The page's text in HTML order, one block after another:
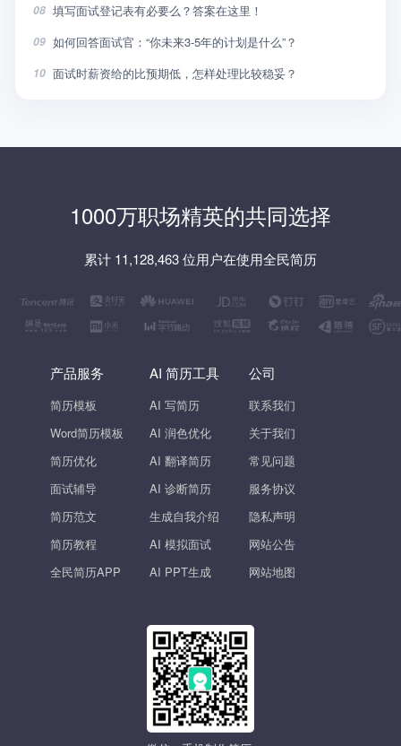
08 填写面试登记表有必要么？答案在这里！
09 如何回答面试官：“你未来3-5年的计划是什么”？
10 面试时薪资给的比预期低，怎样处理比较稳妥？
1000万职场精英的共同选择
累计 11,128,463 位用户在使用全民简历
产品服务
简历模板
Word简历模板
简历优化
面试辅导
简历范文
简历教程
全民简历APP
AI 简历工具
AI 写简历
AI 润色优化
AI 翻译简历
AI 诊断简历
生成自我介绍
AI 模拟面试
AI PPT生成
公司
联系我们
关于我们
常见问题
服务协议
隐私声明
网站公告
网站地图